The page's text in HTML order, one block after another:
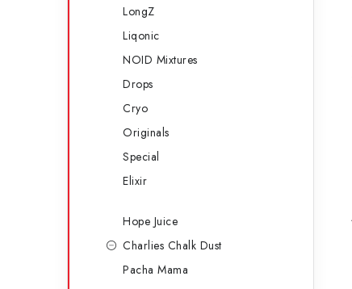
LongZ
Liqonic
NOID Mixtures
Drops
Cryo
Originals
Special
Elixir
Hope Juice
Charlies Chalk Dust
Pacha Mama